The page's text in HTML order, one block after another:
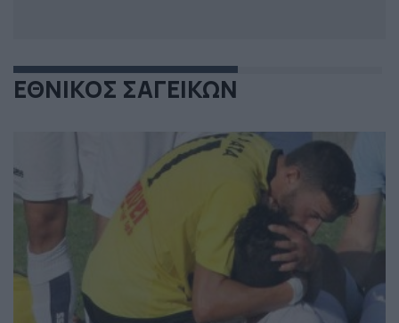
ΕΘΝΙΚΟΣ ΣΑΓΕΙΚΩΝ